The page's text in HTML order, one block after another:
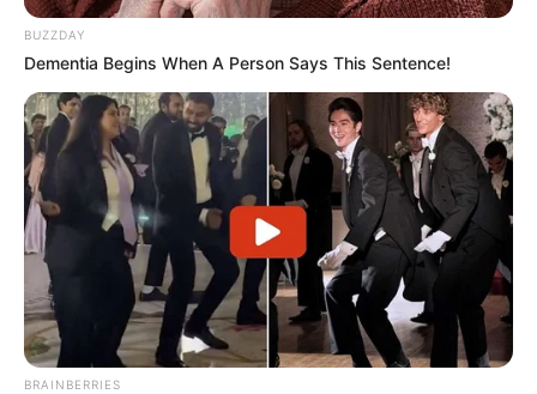
BUZZDAY
Dementia Begins When A Person Says This Sentence!
BRAINBERRIES